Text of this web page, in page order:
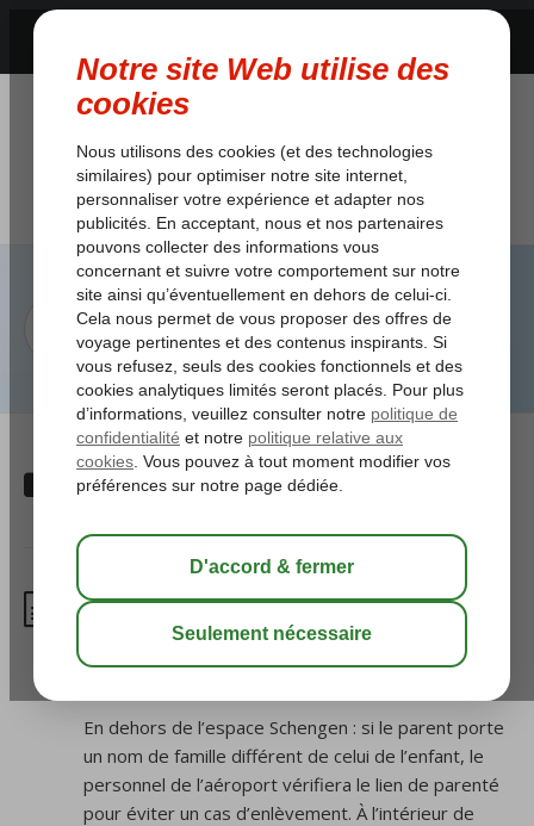
Category:Bébés et enfants
Est-ce un problème que le
parent et l’enfant aient des
noms de famille différents?
En dehors de l’espace Schengen : si le parent porte
un nom de famille différent de celui de l’enfant, le
personnel de l’aéroport vérifiera le lien de parenté
pour éviter un cas d’enlèvement. À l’intérieur de